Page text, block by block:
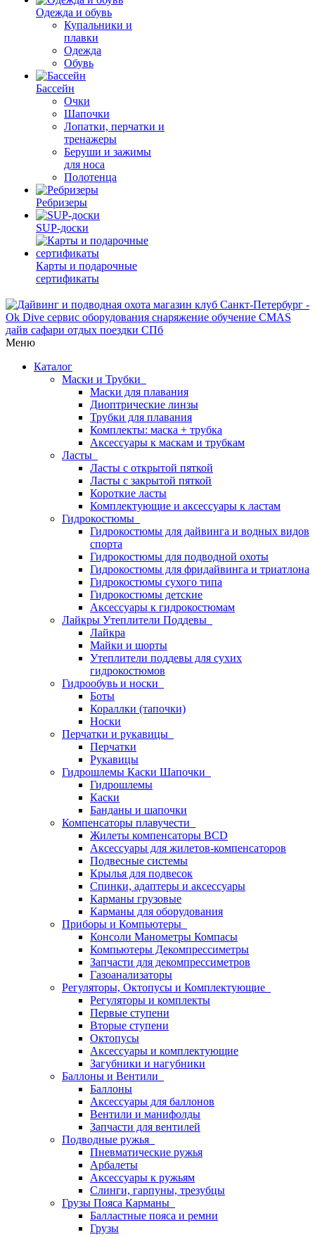
Одежда и обувь
Купальники и
плавки
Одежда
Обувь
Бассейн
Очки
Шапочки
Лопатки, перчатки и
тренажеры
Беруши и зажимы
для носа
Полотенца
Ребризеры
SUP-доски
Карты и подарочные
сертификаты
Меню
Каталог
Маски и Трубки
Маски для плавания
Диоптрические линзы
Трубки для плавания
Комплекты: маска + трубка
Аксессуары к маскам и трубкам
Ласты
Ласты с открытой пяткой
Ласты с закрытой пяткой
Короткие ласты
Комплектующие и аксессуары к ластам
Гидрокостюмы
Гидрокостюмы для дайвинга и водных видов
спорта
Гидрокостюмы для подводной охоты
Гидрокостюмы для фридайвинга и триатлона
Гидрокостюмы сухого типа
Гидрокостюмы детские
Аксессуары к гидрокостюмам
Лайкры Утеплители Поддевы
Лайкра
Майки и шорты
Утеплители поддевы для сухих
гидрокостюмов
Гидрообувь и носки
Боты
Кораллки (тапочки)
Носки
Перчатки и рукавицы
Перчатки
Рукавицы
Гидрошлемы Каски Шапочки
Гидрошлемы
Каски
Банданы и шапочки
Компенсаторы плавучести
Жилеты компенсаторы BCD
Аксессуары для жилетов-компенсаторов
Подвесные системы
Крылья для подвесок
Спинки, адаптеры и аксессуары
Карманы грузовые
Карманы для оборудования
Приборы и Компьютеры
Консоли Манометры Компасы
Компьютеры Декомпрессиметры
Запчасти для декомпрессиметров
Газоанализаторы
Регуляторы, Октопусы и Комплектующие
Регуляторы и комплекты
Первые ступени
Вторые ступени
Октопусы
Аксессуары и комплектующие
Загубники и нагубники
Баллоны и Вентили
Баллоны
Аксессуары для баллонов
Вентили и манифолды
Запчасти для вентилей
Подводные ружья
Пневматические ружья
Арбалеты
Аксессуары к ружьям
Слинги, гарпуны, трезубцы
Грузы Пояса Карманы
Балластные пояса и ремни
Грузы